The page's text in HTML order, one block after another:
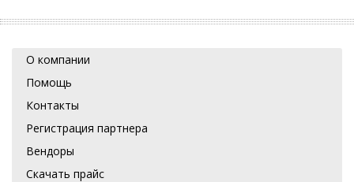
О компании
Помощь
Контакты
Регистрация партнера
Вендоры
Скачать прайс